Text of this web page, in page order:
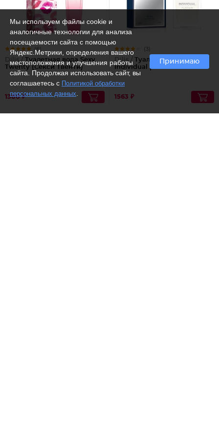
(6)
Dilis / Туалетная вода Sexy
Twenty (Секси Твенти)
1380 ₽
(3)
Dilis / Туалетная вода
Individual platinum
1563 ₽
Мы используем файлы cookie и
аналогичные технологии для анализа
посещаемости сайта с помощью
Яндекс.Метрики, определения вашего
местоположения и улучшения работы
сайта. Продолжая использовать сайт, вы
соглашаетесь с Политикой обработки
персональных данных
Принимаю